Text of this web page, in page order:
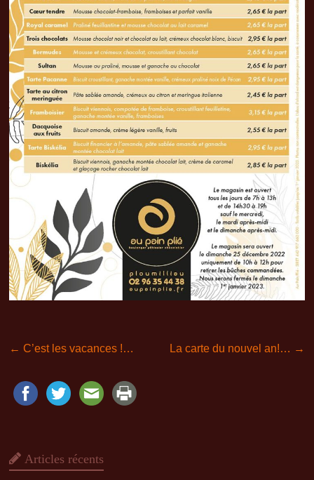
← C’est les vacances !… La carte du nouvel an!… →
Articles récents